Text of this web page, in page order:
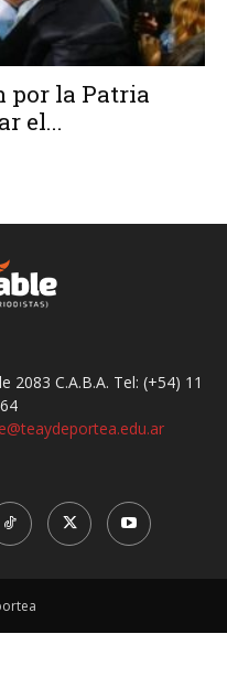
por la Patria
el...
C.A.B.A. Tel: (+54) 11